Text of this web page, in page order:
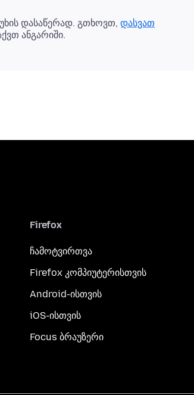
დასაწერად. გთხოვთ, დასვათ
ანგარიში.
Firefox
ჩამოტვირთვა
Firefox კომპიუტერისთვის
Android-ისთვის
iOS-ისთვის
Focus ბრაუზერი